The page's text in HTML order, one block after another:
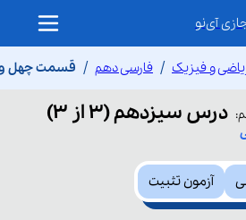
آی‌نو
و فیزیک فارسی دهم قسمت چهل و
: درس سیزدهم (3 از 3)
آزمون تثبیت